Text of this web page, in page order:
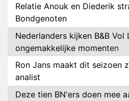
Relatie Anouk en Diederik
Bondgenoten
Nederlanders kijken B&B
ongemakkelijke momenten
Ron Jans maakt dit seizoen
analist
Deze tien BN'ers doen mee